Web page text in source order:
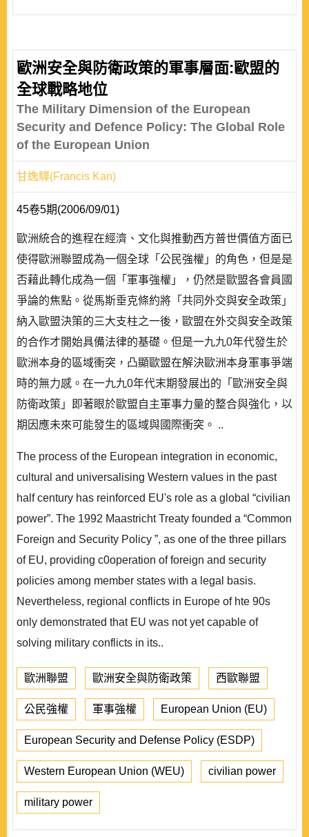
歐洲安全與防衛政策的軍事層面:歐盟的
全球戰略地位
The Military Dimension of the European
Security and Defence Policy: The Global Role
of the European Union
甘逸驊(Francis Kan)
45卷5期(2006/09/01)
歐洲統合的進程在經濟、文化與推動西方普世價值方面已
使得歐洲聯盟成為一個全球「公民強權」的角色，但是是
否藉此轉化成為一個「軍事強權」，仍然是歐盟各會員國
爭論的焦點。從馬斯垂克條約將「共同外交與安全政策」
納入歐盟決策的三大支柱之一後，歐盟在外交與安全政策
的合作才開始具備法律的基礎。但是一九九0年代發生於
歐洲本身的區域衝突，凸顯歐盟在解決歐洲本身軍事爭端
時的無力感。在一九九0年代末期發展出的「歐洲安全與
防衛政策」即著眼於歐盟自主軍事力量的整合與強化，以
期因應未來可能發生的區域與國際衝突。 ..
The process of the European integration in economic,
cultural and universalising Western values in the past
half century has reinforced EU's role as a global “civilian
power”. The 1992 Maastricht Treaty founded a “Common
Foreign and Security Policy ”, as one of the three pillars
of EU, providing c0operation of foreign and security
policies among member states with a legal basis.
Nevertheless, regional conflicts in Europe of hte 90s
only demonstrated that EU was not yet capable of
solving military conflicts in its..
歐洲聯盟 歐洲安全與防衛政策 西歐聯盟
公民強權 軍事強權 European Union (EU)
European Security and Defense Policy (ESDP)
Western European Union (WEU) civilian power
military power